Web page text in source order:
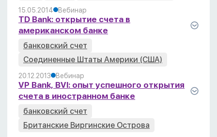
15.05.2014 Вебинар
TD Bank: открытие счета в
американском банке
банковский счет
Соединенные Штаты Америки (США)
20.12.2013 Вебинар
VP Bank, BVI: опыт успешного открытия
счета в иностранном банке
банковский счет
Британские Виргинские Острова